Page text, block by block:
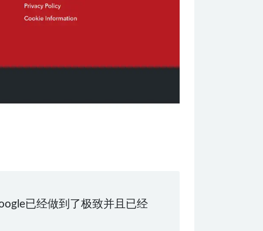
已经做到了极致并且已经